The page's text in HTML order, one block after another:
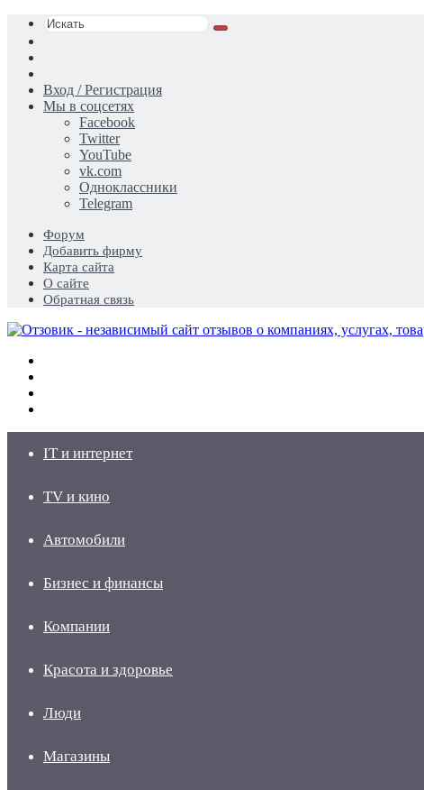
Искать
статья
Вход / Регистрация
Мы в соцсетях
Facebook
Twitter
YouTube
vk.com
Одноклассники
Telegram
Форум
Добавить фирму
Карта сайта
О сайте
Обратная связь
IT и интернет
TV и кино
Автомобили
Бизнес и финансы
Компании
Красота и здоровье
Люди
Магазины